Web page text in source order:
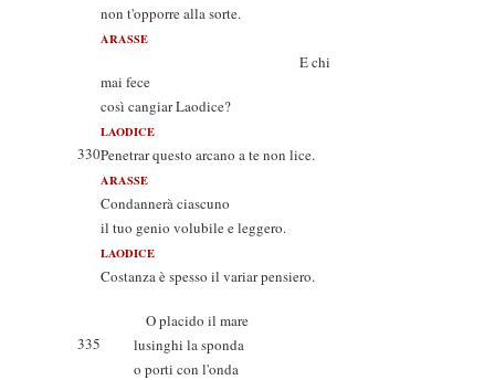
non t'opporre alla sorte.
ARASSE
E chi
mai fece
così cangiar Laodice?
LAODICE
330Penetrar questo arcano a te non lice.
ARASSE
Condannerà ciascuno
il tuo genio volubile e leggero.
LAODICE
Costanza è spesso il variar pensiero.
O placido il mare
335
lusinghi la sponda
o porti con l'onda